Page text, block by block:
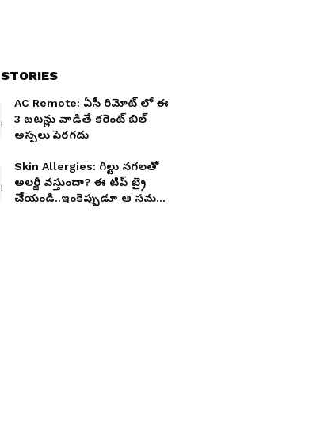
AC Remote: ఏసీ రిమోట్ లో ఈ
3 బటన్లు వాడితే కరెంట్ బిల్
అస్సలు పెరగదు
Skin Allergies: గిల్టు నగలతో
అలర్జీ వస్తుందా? ఈ టిప్ ట్రై
చేేయండి..ఇంకెప్పుడూ ఆ సమస్యే